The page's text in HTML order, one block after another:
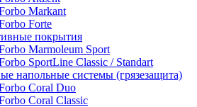
Markant
Forte
покрытия
Marmoleum Sport
SportLine Classic / Standart
напольные системы (грязезащита)
Coral Duo
Coral Classic